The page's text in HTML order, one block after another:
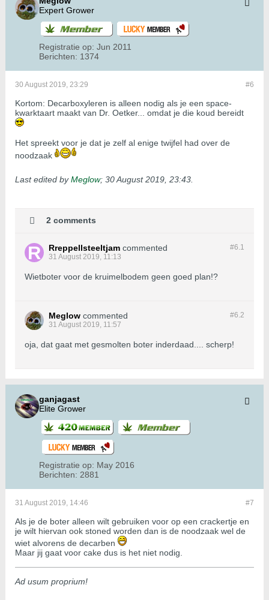
Expert Grower
Registratie op: Jun 2011
Berichten: 1374
#6
30 August 2019, 23:29
Kortom: Decarboxyleren is alleen nodig als je een space-
kwarktaart maakt van Dr. Oetker... omdat je die koud bereidt
Het spreekt voor je dat je zelf al enige twijfel had over de
noodzaak
Last edited byMeglow; 30 August 2019, 23:43
2 comments
#6.1
Rreppellsteeltjam commented
31 August 2019, 11:13
Wietboter voor de kruimelbodem geen goed plan!?
#6.2
Meglow commented
31 August 2019, 11:57
oja, dat gaat met gesmolten boter inderdaad.... scherp!
ganjagast
Elite Grower
Registratie op: May 2016
Berichten: 2881
#7
31 August 2019, 14:46
Als je de boter alleen wilt gebruiken voor op een crackertje en
je wilt hiervan ook stoned worden dan is de noodzaak wel de
wiet alvorens de decarben
Maar jij gaat voor cake dus is het niet nodig.
Ad usum proprium!